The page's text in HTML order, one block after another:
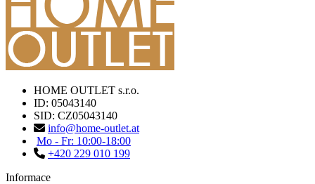
HOME OUTLET s.r.o.
ID: 05043140
SID: CZ05043140
info@home-outlet.at
Mo - Fr: 10:00-18:00
+420 229 010 199
Informace